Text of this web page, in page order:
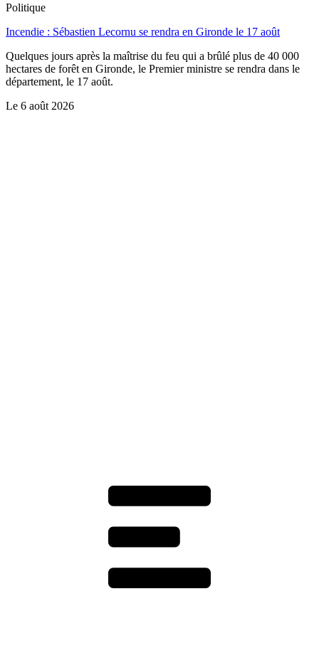
Politique
Incendie : Sébastien Lecornu se rendra en Gironde le 17 août
Quelques jours après la maîtrise du feu qui a brûlé plus de 40 000
hectares de forêt en Gironde, le Premier ministre se rendra dans le
département, le 17 août.
Le 6 août 2026